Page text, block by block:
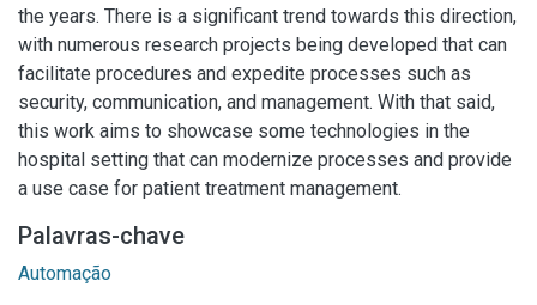
the years. There is a significant trend towards this direction,
with numerous research projects being developed that can
facilitate procedures and expedite processes such as
security, communication, and management. With that said,
this work aims to showcase some technologies in the
hospital setting that can modernize processes and provide
a use case for patient treatment management.
Palavras-chave
Automação